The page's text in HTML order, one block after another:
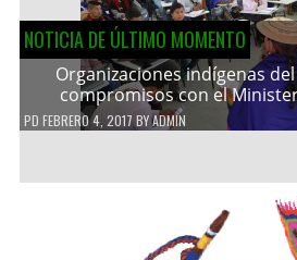
NOTICIA DE ÚLTIMO MOMENTO
Organizaciones indígenas
compromisos con el
PD FEBRERO 4, 2017 BYADMIN